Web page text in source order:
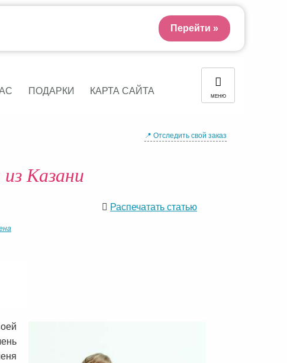
ПОДАРКИ КАРТА САЙТА МЕНЮ
📍 Отследить свой заказ
Казани
Распечатать статью
Перейти »